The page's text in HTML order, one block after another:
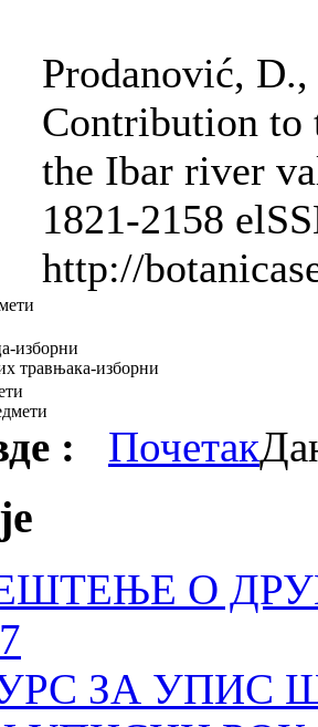
Prodanović,
Contribution to
the Ibar river
1821-2158
http://
изборни
травњака-изборни
: Почетак
О
ЗА УПИС